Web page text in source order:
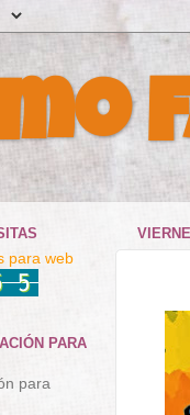
para web
PARA
para